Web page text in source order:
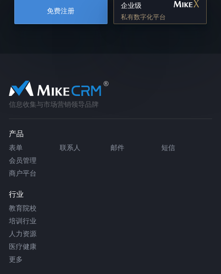
免费注册
企业级
私有数字化平台
信息收集与市场营销领导品牌
产品
表单 联系人 邮件
短信
会员管理
商户平台
行业
教育院校
培训行业
人力资源
医疗健康
更多